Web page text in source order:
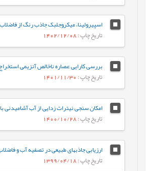
اسپیرولینا، میکروجلبک‌ جاذب رنگ از فاضلاب
تاریخ چاپ: 1402/12/08
تاریخ چاپ: 1401/11/30
تاریخ چاپ: 1400/10/28
ارزیابی جاذبهای طبیعی در تصفیه آب و فاضلاب
تاریخ چاپ: 1399/04/18